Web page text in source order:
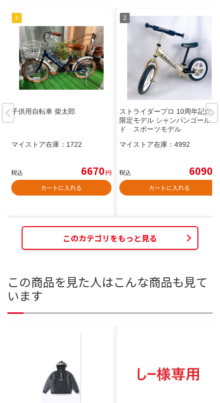
子供用自転車 柴太郎
マイストア在庫： 1722
税込 6670円
カートに入れる
ストライダープロ 10周年記念
限定モデル シャンパンゴール
ド スポーツモデル
マイストア在庫： 4992
税込 6090
カートに入れる
このカテゴリをもっと見る
この商品を見た人はこんな商品も見て
います